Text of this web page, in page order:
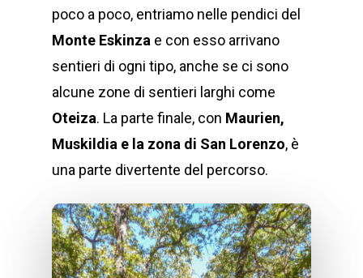
poco a poco, entriamo nelle pendici del
Monte Eskinza e con esso arrivano
sentieri di ogni tipo, anche se ci sono
alcune zone di sentieri larghi come
Oteiza. La parte finale, con Maurien,
Muskildia e la zona di San Lorenzo, è
una parte divertente del percorso.